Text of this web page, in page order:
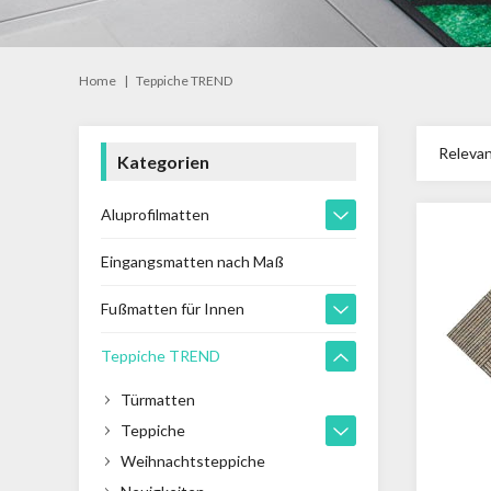
Home | Teppiche TREND
Kategorien
Aluprofilmatten
Eingangsmatten nach Maß
Fußmatten für Innen
Teppiche TREND
Türmatten
Teppiche
Weihnachtsteppiche